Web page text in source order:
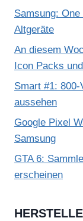
Samsung:
Altgeräte
An diesem
Icon Packs
Smart #1:
aussehen
Google Pixel
Samsung
GTA 6:
erscheinen